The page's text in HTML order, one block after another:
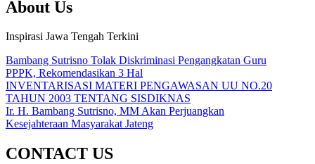
About Us
Inspirasi Jawa Tengah Terkini
Bambang Sutrisno Tolak Diskriminasi Pengangkatan Guru
PPPK, Rekomendasikan 3 Hal
INVENTARISASI MATERI PENGAWASAN UU NO.20
TAHUN 2003 TENTANG SISDIKNAS
Ir. H. Bambang Sutrisno, MM Akan Perjuangkan
Kesejahteraan Masyarakat Jateng
CONTACT US